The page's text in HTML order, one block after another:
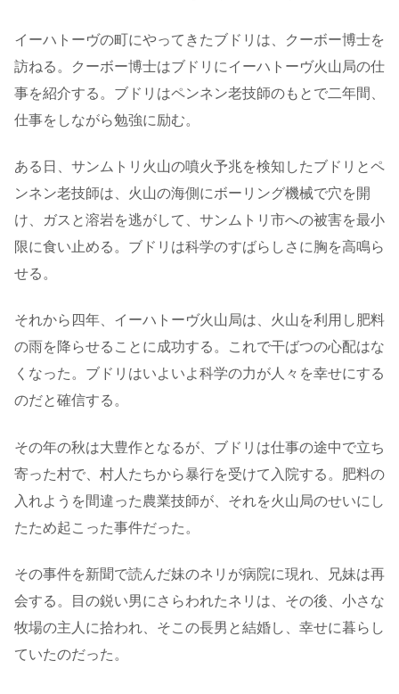
イーハトーヴの町にやってきたブドリは、クーボー博士を
訪ねる。クーボー博士はブドリにイーハトーヴ火山局の仕
事を紹介する。ブドリはペンネン老技師のもとで二年間、
仕事をしながら勉強に励む。
ある日、サンムトリ火山の噴火予兆を検知したブドリとペ
ンネン老技師は、火山の海側にボーリング機械で穴を開
け、ガスと溶岩を逃がして、サンムトリ市への被害を最小
限に食い止める。ブドリは科学のすばらしさに胸を高鳴ら
せる。
それから四年、イーハトーヴ火山局は、火山を利用し肥料
の雨を降らせることに成功する。これで干ばつの心配はな
くなった。ブドリはいよいよ科学の力が人々を幸せにする
のだと確信する。
その年の秋は大豊作となるが、ブドリは仕事の途中で立ち
寄った村で、村人たちから暴行を受けて入院する。肥料の
入れようを間違った農業技師が、それを火山局のせいにし
たため起こった事件だった。
その事件を新聞で読んだ妹のネリが病院に現れ、兄妹は再
会する。目の鋭い男にさらわれたネリは、その後、小さな
牧場の主人に拾われ、そこの長男と結婚し、幸せに暮らし
ていたのだった。